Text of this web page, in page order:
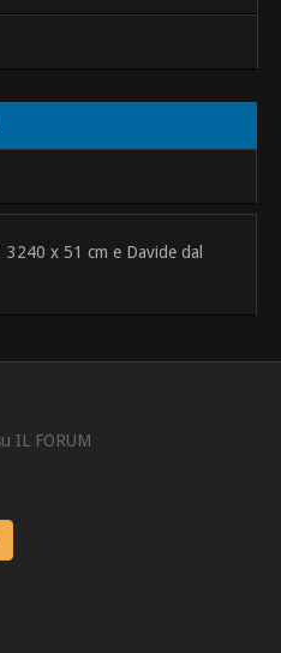
x 51 cm e Davide dal
IL FORUM